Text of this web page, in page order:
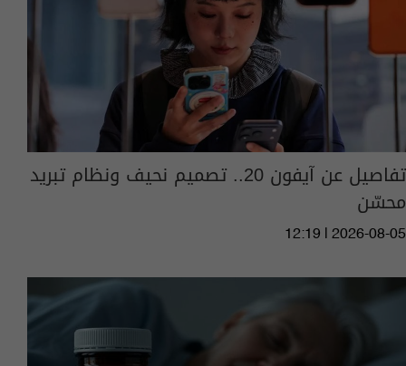
تفاصيل عن آيفون 20.. تصميم نحيف ونظام تبريد
محسّن
12:19 | 2026-08-05